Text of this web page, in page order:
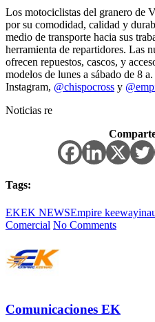
Los motociclistas del granero de
por su comodidad, calidad y
medio de transporte hacia sus
herramienta de repartidores. Las
ofrecen repuestos, cascos, y
modelos de lunes a sábado de 8
Instagram, @chispocross y
Noticias re
Tags:
EKEK NEWSEmpire keeway
Comercial No Comments
Comunicaciones EK